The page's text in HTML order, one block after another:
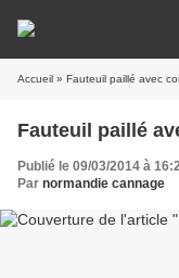
Accueil » Fauteuil paillé avec
Fauteuil paillé
Publié le 09/03/2014 à
Par normandie cannage